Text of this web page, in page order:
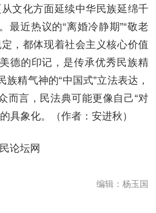
从文化方面延续中华民族延绵千
最近热议的“离婚冷静期”“敬老
，都体现着社会主义核心价值
德的印记，是传承优秀民族精
族精气神的“中国式”立法表达，
而言，民法典可能更像自己“对
具象化。（作者：安进秋）
论坛网
编辑：杨玉国